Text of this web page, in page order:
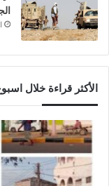
الأكثر قراءة خلال